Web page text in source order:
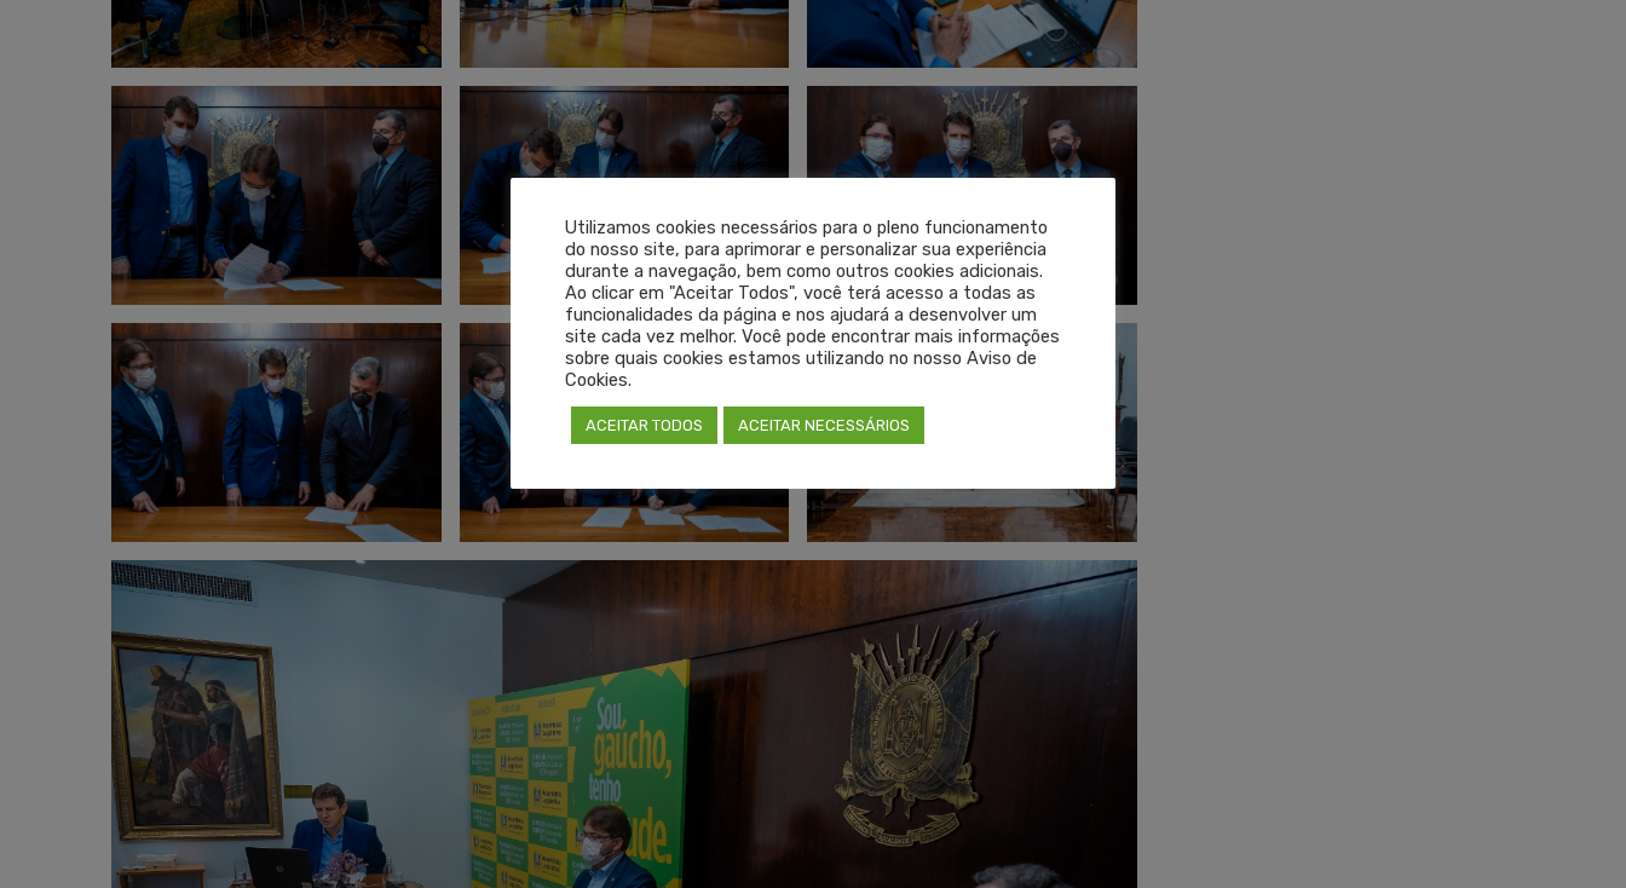
Utilizamos cookies necessários para o pleno funcionamento
do nosso site, para aprimorar e personalizar sua experiência
durante a navegação, bem como outros cookies adicionais.
Ao clicar em "Aceitar Todos", você terá acesso a todas as
funcionalidades da página e nos ajudará a desenvolver um
site cada vez melhor. Você pode encontrar mais informações
sobre quais cookies estamos utilizando no nosso Aviso de
Cookies.
ACEITAR TODOS ACEITAR NECESSÁRIOS